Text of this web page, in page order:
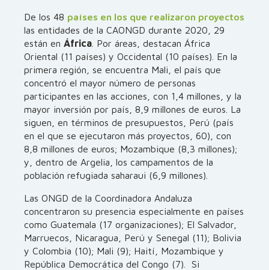
De los 48 países en los que realizaron proyectos
las entidades de la CAONGD durante 2020, 29
están en África . Por áreas, destacan África
Oriental (11 países) y Occidental (10 países). En la
primera región, se encuentra Mali, el país que
concentró el mayor número de personas
participantes en las acciones, con 1,4 millones, y la
mayor inversión por país, 8,9 millones de euros. La
siguen, en términos de presupuestos, Perú (país
en el que se ejecutaron más proyectos, 60), con
8,8 millones de euros; Mozambique (8,3 millones);
y, dentro de Argelia, los campamentos de la
población refugiada saharaui (6,9 millones).
Las ONGD de la Coordinadora Andaluza
concentraron su presencia especialmente en países
como Guatemala (17 organizaciones); El Salvador,
Marruecos, Nicaragua, Perú y Senegal (11); Bolivia
y Colombia (10); Mali (9); Haití, Mozambique y
República Democrática del Congo (7). Si